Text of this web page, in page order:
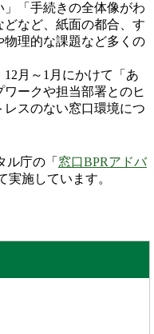
「手続きの全体像がわ
など、紙面の都合、す
理的な課題など多くの
月～1月にかけて「あ
ークや担当部署とのヒ
スのない窓口環境につ
庁の「 窓口BPRアドバ
実施しています。